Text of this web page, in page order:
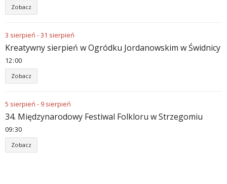
Zobacz
3 sierpień -31 sierpień
Kreatywny sierpień w Ogródku Jordanowskim w Świdnicy
12:00
Zobacz
5 sierpień - 9 sierpień
34. Międzynarodowy Festiwal Folkloru w Strzegomiu
09:30
Zobacz